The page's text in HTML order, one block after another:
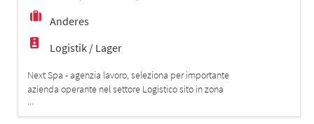
Anderes
Logistik / Lager
Next Spa - agenzia lavoro, seleziona per importante
azienda operante nel settore Logistico sito in zona
Voghera la figura di: ADDETTO/ADDETTA AL MAGAZZINO
La risorsa verrà inserita all'interno del reparto
...